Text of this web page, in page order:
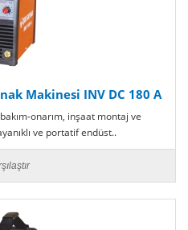
Makinesi INV DC 180 A
onarım, inşaat montaj ve
ve portatif endüst..